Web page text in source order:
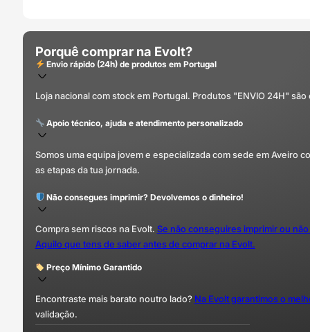
Porquê comprar na Evolt?
Envio rápido (24h) de produtos em Portugal
Loja nacional com stock em Portugal. Produtos "ENVIO 24H"
Apoio técnico, ajuda e atendimento personalizado
Somos uma equipa jovem e especializada com sede em Aveiro
as etapas da tua jornada.
Não consegues imprimir? Devolvemos o dinheiro!
Compra sem riscos na Evolt. Se não conseguires imprimir ou
Aquilo que tens de saber antes de comprar na Evolt.
Preço Mínimo Garantido
Encontraste mais barato noutro lado? Na Evolt garantimos o
validação.